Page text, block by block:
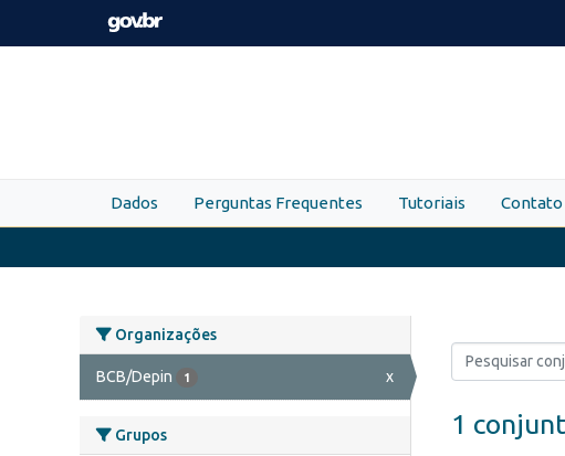
Skip to main content
Dados Perguntas Frequentes Tutoriais Contato
Organizações
BCB/Depin 1 x
Grupos 1